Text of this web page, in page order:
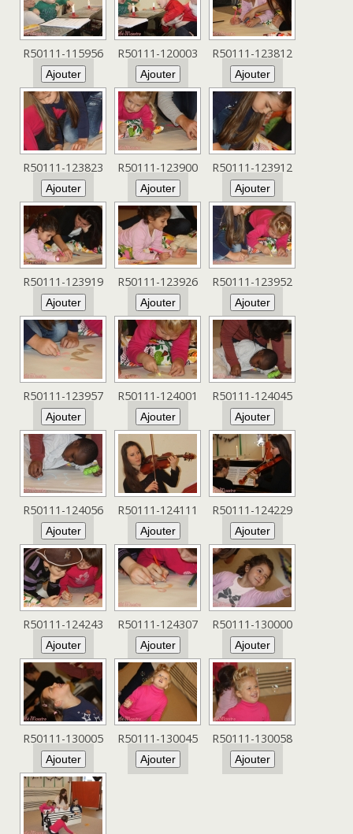
R50111-115956 R50111-120003 R50111-123812
R50111-123823 R50111-123900 R50111-123912
R50111-123919 R50111-123926 R50111-123952
R50111-123957 R50111-124001 R50111-124045
R50111-124056 R50111-124111 R50111-124229
R50111-124243 R50111-124307 R50111-130000
R50111-130005 R50111-130045 R50111-130058